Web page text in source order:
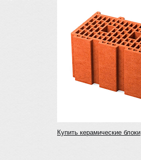
Купить керамические блоки